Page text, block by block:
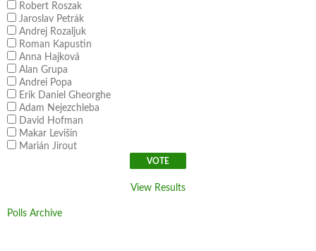
Robert Roszak
Jaroslav Petrák
Andrej Rozaljuk
Roman Kapustin
Anna Hajková
Alan Grupa
Andrei Popa
Erik Daniel Gheorghe
Adam Nejezchleba
David Hofman
Makar Levišin
Marián Jirout
View Results
Polls Archive